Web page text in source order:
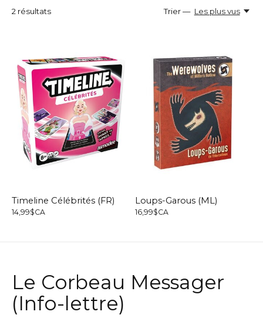
2 résultats Trier — Les plus vus
Timeline Célébrités (FR)
14,99$CA
Loups-Garous (ML)
16,99$CA
Le Corbeau Messager
(Info-lettre)